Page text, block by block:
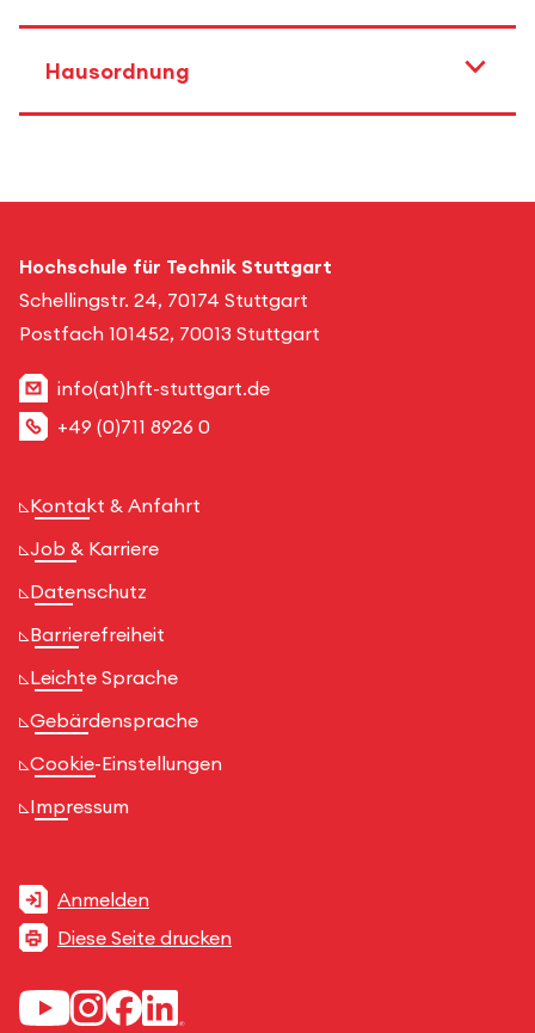
Hausordnung
Hochschule für Technik Stuttgart
Schellingstr. 24, 70174 Stuttgart
Postfach 101452, 70013 Stuttgart
info(at)hft-stuttgart.de
+49 (0)711 8926 0
Kontakt & Anfahrt
Job & Karriere
Datenschutz
Barrierefreiheit
Leichte Sprache
Gebärdensprache
Cookie-Einstellungen
Impressum
Anmelden
Diese Seite drucken